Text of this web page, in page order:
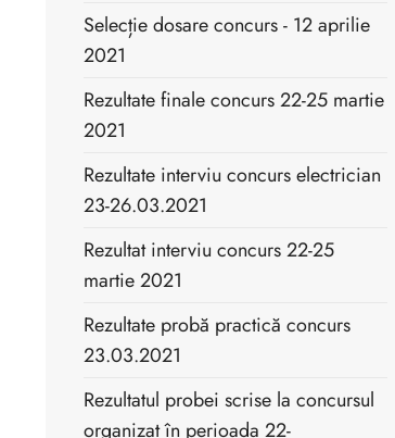
Selecție dosare concurs - 12 aprilie
2021
Rezultate finale concurs 22-25 martie
2021
Rezultate interviu concurs electrician
23-26.03.2021
Rezultat interviu concurs 22-25
martie 2021
Rezultate probă practică concurs
23.03.2021
Rezultatul probei scrise la concursul
organizat în perioada 22-